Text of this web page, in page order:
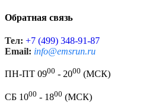
Обратная связь
Тел: +7 (499) 348-91-87
Email: info@emsrun.ru
ПН-ПТ 0900 - 2000 (МСК)
СБ 1000 - 1800 (МСК)